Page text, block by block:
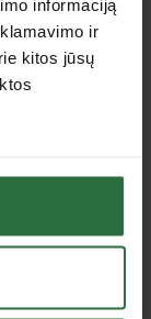
informaciją
ir
kitos jūsų
ir 1 x vertikali